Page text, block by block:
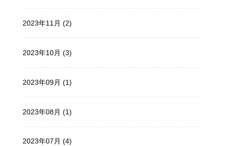
2023年11月 (2)
2023年10月 (3)
2023年09月 (1)
2023年08月 (1)
2023年07月 (4)